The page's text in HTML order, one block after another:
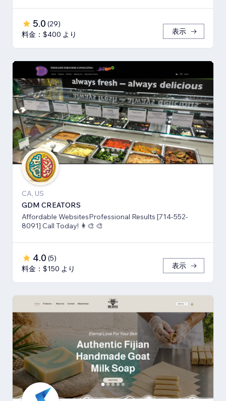
5.0 (29)
料金：$400 より
表示
CA, US
GDM CREATORS
Affordable WebsitesProfessional Results [714-552-
8091] Call Today! 👩‍🎨 🎨
4.0 (5)
料金：$150 より
表示